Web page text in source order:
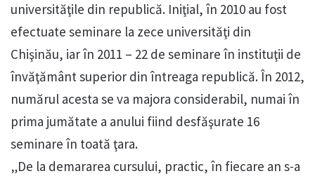
universităţile din republică. Iniţial, în 2010 au fost
efectuate seminare la zece universităţi din
Chişinău, iar în 2011 – 22 de seminare în instituţii de
învăţământ superior din întreaga republică. În 2012,
numărul acesta se va majora considerabil, numai în
prima jumătate a anului fiind desfăşurate 16
seminare în toată ţara.
„De la demararea cursului, practic, în fiecare an s-a